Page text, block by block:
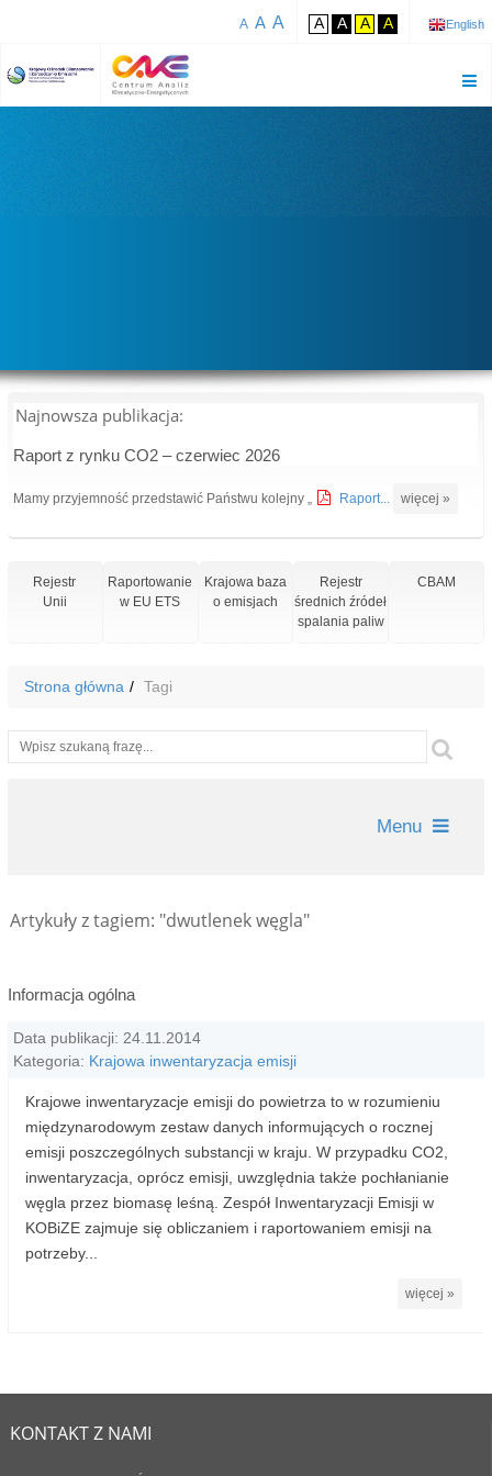
A A A A A A A English
Najnowsza publikacja:
Raport z rynku CO2 – czerwiec 2026
Mamy przyjemność przedstawić Państwu kolejny „ Raport... więcej »
Rejestr
Unii
Raportowanie
w EU ETS
Krajowa baza
o emisjach
Rejestr
średnich źródeł
spalania paliw
CBAM
Strona główna Tagi
Wyszukiwarka
Menu
Artykuły z tagiem: "dwutlenek węgla"
Informacja ogólna
Data publikacji: 24.11.2014
Kategoria: Krajowa inwentaryzacja emisji
Krajowe inwentaryzacje emisji do powietrza to w rozumieniu
międzynarodowym zestaw danych informujących o rocznej
emisji poszczególnych substancji w kraju. W przypadku CO2,
inwentaryzacja, oprócz emisji, uwzględnia także pochłanianie
węgla przez biomasę leśną. Zespół Inwentaryzacji Emisji w
KOBiZE zajmuje się obliczaniem i raportowaniem emisji na
potrzeby...
więcej »
KONTAKT Z NAMI